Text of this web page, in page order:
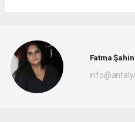
Fatma Şahin